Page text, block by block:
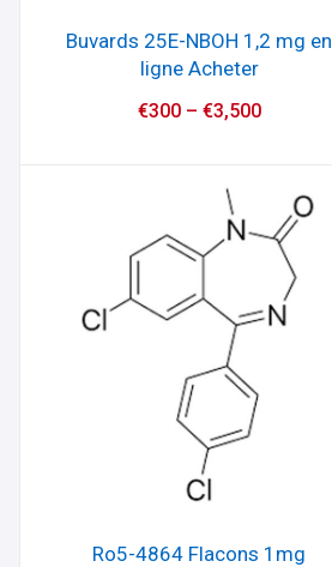
Buvards 25E-NBOH 1,2 mg en
ligne Acheter
€300– €3,500
Ro5-4864 Flacons 1mg